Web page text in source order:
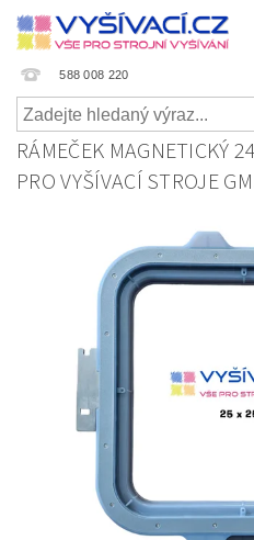
588 008 220
RÁMEČEK MAGNETICKÝ
PRO VYŠÍVACÍ STROJE